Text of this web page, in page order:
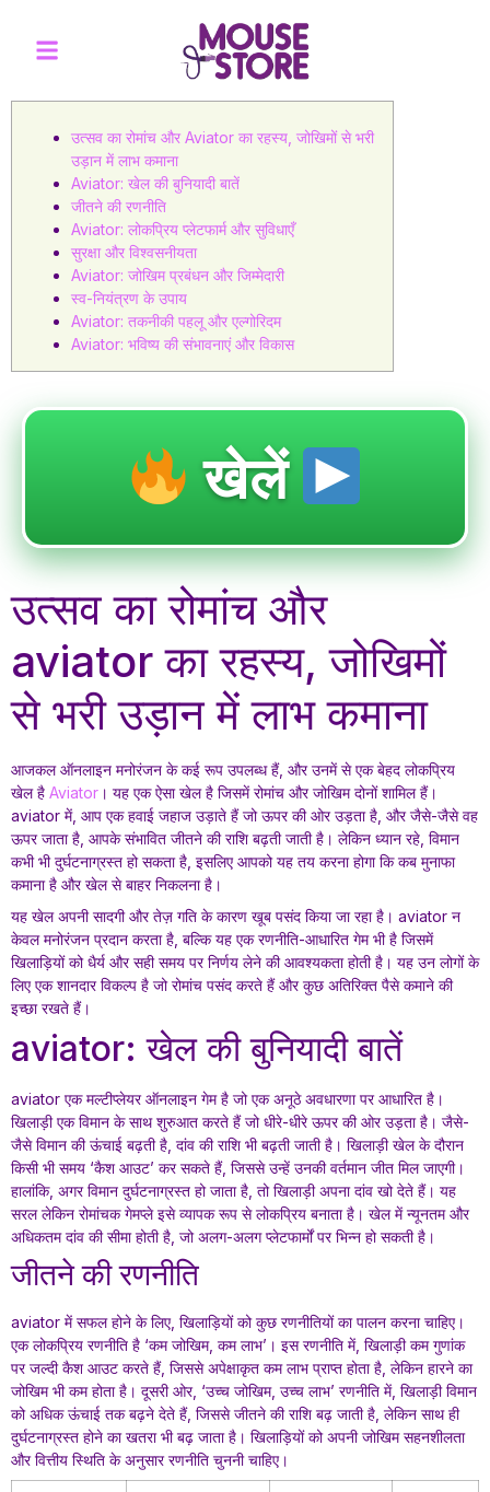
उत्सव का रोमांच और Aviator का रहस्य, जोखिमों से भरी
उड़ान में लाभ कमाना
Aviator: खेल की बुनियादी बातें
जीतने की रणनीति
Aviator: लोकप्रिय प्लेटफार्म और सुविधाएँ
सुरक्षा और विश्वसनीयता
Aviator: जोखिम प्रबंधन और जिम्मेदारी
स्व-नियंत्रण के उपाय
Aviator: तकनीकी पहलू और एल्गोरिदम
Aviator: भविष्य की संभावनाएं और विकास
खेलें
उत्सव का रोमांच और
aviator का रहस्य, जोखिमों
से भरी उड़ान में लाभ कमाना
आजकल ऑनलाइन मनोरंजन के कई रूप उपलब्ध हैं, और उनमें से एक बेहद लोकप्रिय
खेल है Aviator । यह एक ऐसा खेल है जिसमें रोमांच और जोखिम दोनों शामिल हैं।
aviator में, आप एक हवाई जहाज उड़ाते हैं जो ऊपर की ओर उड़ता है, और जैसे-जैसे वह
ऊपर जाता है, आपके संभावित जीतने की राशि बढ़ती जाती है। लेकिन ध्यान रहे, विमान
कभी भी दुर्घटनाग्रस्त हो सकता है, इसलिए आपको यह तय करना होगा कि कब मुनाफा
कमाना है और खेल से बाहर निकलना है।
यह खेल अपनी सादगी और तेज़ गति के कारण खूब पसंद किया जा रहा है। aviator न
केवल मनोरंजन प्रदान करता है, बल्कि यह एक रणनीति-आधारित गेम भी है जिसमें
खिलाड़ियों को धैर्य और सही समय पर निर्णय लेने की आवश्यकता होती है। यह उन लोगों के
लिए एक शानदार विकल्प है जो रोमांच पसंद करते हैं और कुछ अतिरिक्त पैसे कमाने की
इच्छा रखते हैं।
aviator: खेल की बुनियादी बातें
aviator एक मल्टीप्लेयर ऑनलाइन गेम है जो एक अनूठे अवधारणा पर आधारित है।
खिलाड़ी एक विमान के साथ शुरुआत करते हैं जो धीरे-धीरे ऊपर की ओर उड़ता है। जैसे-
जैसे विमान की ऊंचाई बढ़ती है, दांव की राशि भी बढ़ती जाती है। खिलाड़ी खेल के दौरान
किसी भी समय ‘कैश आउट’ कर सकते हैं, जिससे उन्हें उनकी वर्तमान जीत मिल जाएगी।
हालांकि, अगर विमान दुर्घटनाग्रस्त हो जाता है, तो खिलाड़ी अपना दांव खो देते हैं। यह
सरल लेकिन रोमांचक गेमप्ले इसे व्यापक रूप से लोकप्रिय बनाता है। खेल में न्यूनतम और
अधिकतम दांव की सीमा होती है, जो अलग-अलग प्लेटफार्मों पर भिन्न हो सकती है।
जीतने की रणनीति
aviator में सफल होने के लिए, खिलाड़ियों को कुछ रणनीतियों का पालन करना चाहिए।
एक लोकप्रिय रणनीति है ‘कम जोखिम, कम लाभ’। इस रणनीति में, खिलाड़ी कम गुणांक
पर जल्दी कैश आउट करते हैं, जिससे अपेक्षाकृत कम लाभ प्राप्त होता है, लेकिन हारने का
जोखिम भी कम होता है। दूसरी ओर, ‘उच्च जोखिम, उच्च लाभ’ रणनीति में, खिलाड़ी विमान
को अधिक ऊंचाई तक बढ़ने देते हैं, जिससे जीतने की राशि बढ़ जाती है, लेकिन साथ ही
दुर्घटनाग्रस्त होने का खतरा भी बढ़ जाता है। खिलाड़ियों को अपनी जोखिम सहनशीलता
और वित्तीय स्थिति के अनुसार रणनीति चुननी चाहिए।